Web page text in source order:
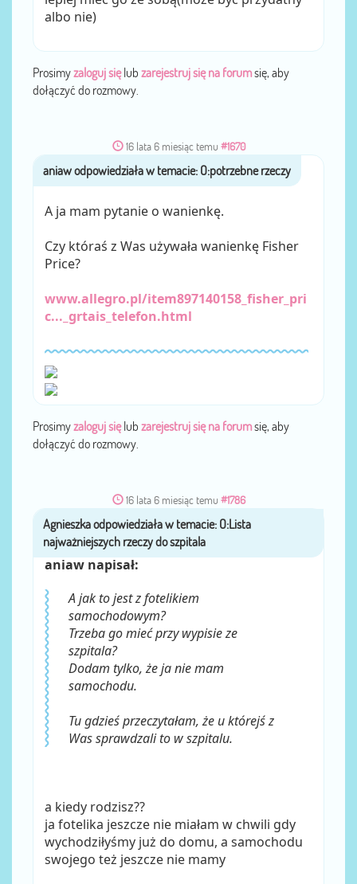
albo nie)
Prosimyzaloguj sięlub zarejestruj się na forumsię, aby
dołączyć do rozmowy.
16 lata 6 miesiąc temu #1670
przezaniaw
A ja mam pytanie o wanienkę.
Czy któraś z Was używała wanienkę Fisher
Price?
www.allegro.pl/item897140158_fisher_pri
c..._grtais_telefon.html
Prosimyzaloguj sięlub zarejestruj się na forumsię, aby
dołączyć do rozmowy.
16 lata 6 miesiąc temu #1786
przezAgnieszka
aniaw napisał:
A jak to jest z fotelikiem
samochodowym?
Trzeba go mieć przy wypisie ze
szpitala?
Dodam tylko, że ja nie mam
samochodu.
Tu gdzieś przeczytałam, że u którejś z
Was sprawdzali to w szpitalu.
a kiedy rodzisz??
ja fotelika jeszcze nie miałam w chwili gdy
wychodziłyśmy już do domu, a samochodu
swojego też jeszcze nie mamy